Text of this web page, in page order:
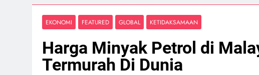
EKONOMI FEATURED GLOBAL KETIDAKSAMAAN
Harga Minyak Petrol di
Termurah Di Dunia